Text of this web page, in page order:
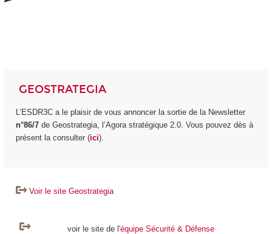
GEOSTRATEGIA
L’ESDR3C a le plaisir de vous annoncer la sortie de la Newsletter
n°86/7de Geostrategia, l’Agora stratégique 2.0. Vous pouvez dès à
présent la consulter (ici).
Voir le site Geostrategia
voir le site de l'équipe Sécurité & Défense